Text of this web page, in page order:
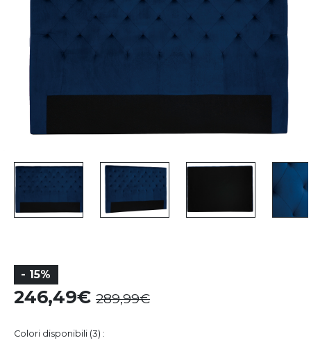
- 15%
246,49 289,99
Colori disponibili (3) :